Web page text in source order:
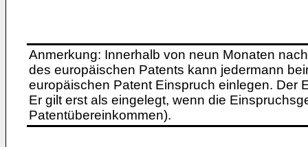
Anmerkung: Innerhalb von neun Monaten
des europäischen Patents kann jedermann
europäischen Patent Einspruch einlegen. Der
Er gilt erst als eingelegt, wenn die
Patentübereinkommen).